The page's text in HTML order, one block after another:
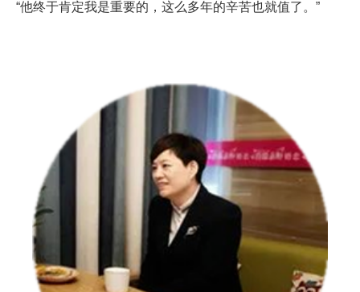
“他终于肯定我是重要的，这么多年的辛苦也就值了。”